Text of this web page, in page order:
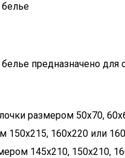
белье
предназначено
размером 50х70,
150х215, 160х220 или
145х210, 150х210,